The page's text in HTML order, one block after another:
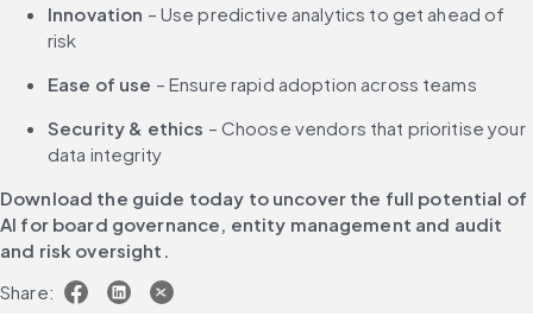
Innovation – Use predictive analytics to get ahead of
risk
Ease of use – Ensure rapid adoption across teams
Security & ethics – Choose vendors that prioritise your
data integrity
Download the guide today to uncover the full potential of
AI for board governance, entity management and audit
and risk oversight.
Share: